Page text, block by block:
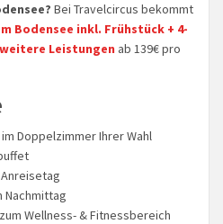
Bei Travelcircus bekommt
Bodensee inkl. Frühstück + 4-
weitere Leistungen ab 139€ pro
Doppelzimmer Ihrer Wahl
Anreisetag
Nachmittag
Wellness- & Fitnessbereich